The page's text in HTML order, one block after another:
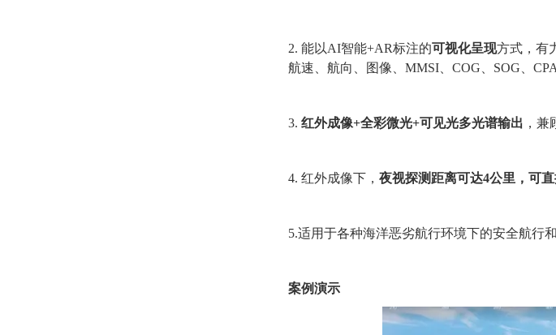
2. 能以AI智能+AR标注的可视化呈现方式，有
航速、航向、图像、 MMSI、COG、SOG、
3. 红外成像+全彩微光+可见光多光谱输出 ，兼
4. 红外成像下， 夜视探测 距离可达4公里，可
5.适用于各种海洋恶劣航行环境下的安全航行
案例演示